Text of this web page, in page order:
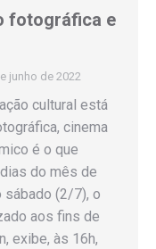
fotográfica e
junho de 2022
cultural está
cinema
é o que
do mês de
sábado (2/7), o
aos fins de
exibe, às 16h,